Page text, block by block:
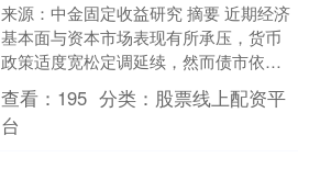
来源：中金固定收益研究 摘要 近期经济
基本面与资本市场表现有所承压，货币
政策适度宽松定调延续，然而债市依然
震荡偏弱，部分原因或在于市场对于三
季度甚至下半年利率债....
查看： 195 分类： 股票线上配资平
台